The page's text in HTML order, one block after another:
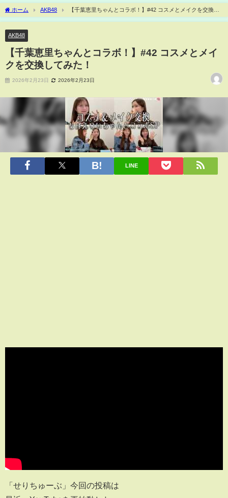
ホーム AKB48
【千葉恵里ちゃんとコラボ！】#42 コスメとメイクを交換し
てみた！
AKB48
【千葉恵里ちゃんとコラボ！】#42 コスメとメイ
クを交換してみた！
2026年2月23日 2026年2月23日
LINE
「せりちゅーぶ」今回の投稿は